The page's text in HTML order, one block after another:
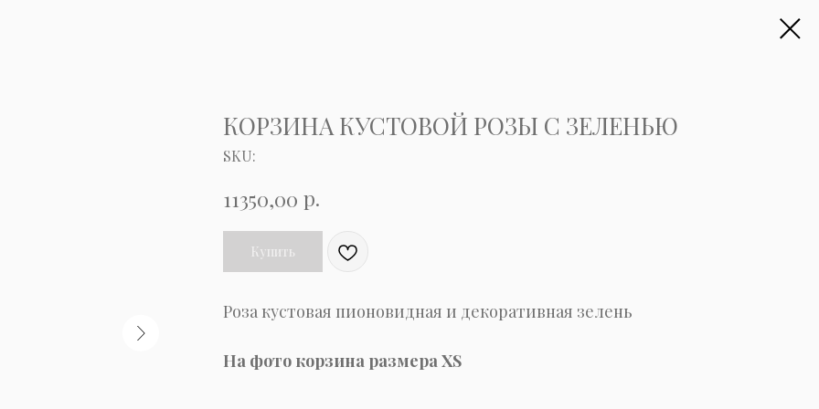
КОРЗИНА КУСТОВОЙ РОЗЫ С ЗЕЛЕНЬЮ
SKU:
11350,00 р.
Купить
Роза кустовая пионовидная и декоративная зелень
На фото корзина размера XS